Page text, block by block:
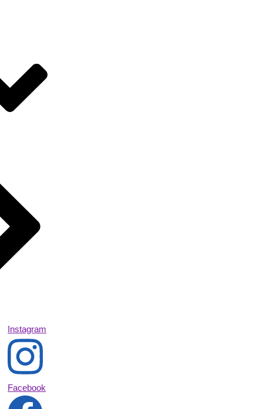
Instagram
Facebook